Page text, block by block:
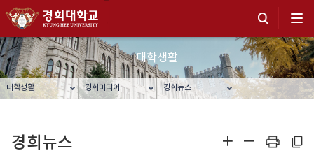
대학생활
대학생활 경희미디어 경희뉴스
확대
축소
프린트
주소복사
경희뉴스